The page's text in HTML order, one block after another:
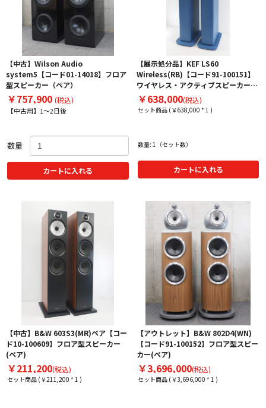
【中古】Wilson Audio
system5【コード01-14018】フロア
型スピーカー（ペア）
￥757,900 (税込)
【中古用】1～2日後
数量
カートに入れる
【展示処分品】KEF LS60
Wireless(RB)【コード91-100151】
ワイヤレス・アクティブスピーカー
(ペア)
￥638,000(税込)
セット商品 (￥638,000 * 1 )
数量: 1（セット数）
カートに入れる
【中古】B&W 603S3(MR)ペア【コー
ド10-100609】フロア型スピーカー
(ペア)
￥211,200(税込)
セット商品 (￥211,200 * 1 )
【アウトレット】B&W 802D4(WN)
【コード91-100152】フロア型スピー
カー(ペア)
￥3,696,000(税込)
セット商品 (￥3,696,000 * 1 )